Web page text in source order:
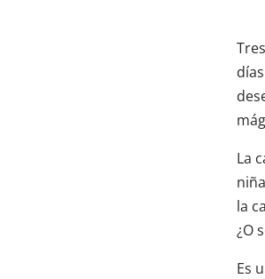
La
la
¿O
Es